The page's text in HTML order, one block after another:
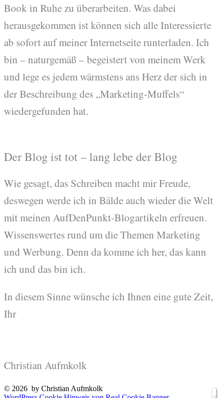
Book in Ruhe zu überarbeiten. Was dabei
herausgekommen ist können sich alle Interessierte
ab sofort auf meiner Internetseite runterladen. Ich
bin – naturgemäß – begeistert von meinem Werk
und lege es jedem wärmstens ans Herz der sich in
der Beschreibung des „Marketing-Muffels“
wiedergefunden hat.
Der Blog ist tot – lang lebe der Blog
Wie gesagt, das Schreiben macht mir Freude,
deswegen werde ich in Bälde auch wieder die Welt
mit meinen AufDenPunkt-Blogartikeln erfreuen.
Wissenswertes rund um die Themen Marketing
und Werbung. Denn da komme ich her, das kann
ich und das bin ich.
In diesem Sinne wünsche ich Ihnen eine gute Zeit,
Ihr
Christian Aufmkolk
© 2026 by Christian Aufmkolk